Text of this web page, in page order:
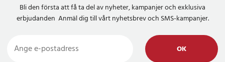
Bli den första att få ta del av nyheter, kampanjer och exklusiva
erbjudanden Anmäl dig till vårt nyhetsbrev och SMS-kampanjer.
OK